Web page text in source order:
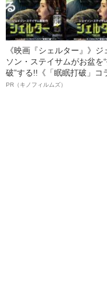
《映画『シェルター』》ジ
ソン・ステイサムがお盆を
破”する!!《「眠眠打破」コ
ボ》
PR（キノフィルムズ）